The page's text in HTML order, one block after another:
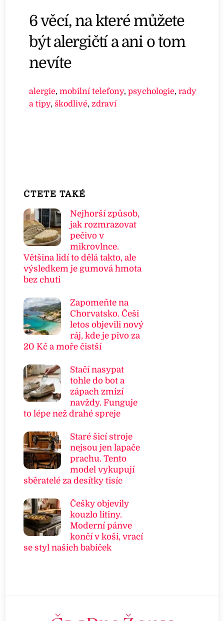
6 věcí, na které můžete
být alergičtí a ani o tom
nevíte
alergie,mobilní telefony,psychologie,rady
a tipy,škodlivé, zdraví
ČTETE TAKÉ
Nejhorší způsob,
jak rozmrazovat
pečivo v
mikrovlnce.
Většina lidí to dělá takto, ale
výsledkem je gumová hmota
bez chuti
Zapomeňte na
Chorvatsko. Češi
letos objevili nový
ráj, kde je pivo za
20 Kč a moře čistší
Stačí nasypat
tohle do bot a
zápach zmizí
navždy. Funguje
to lépe než drahé spreje
Staré šicí stroje
nejsou jen lapače
prachu. Tento
model vykupují
sběratelé za desítky tisíc
Češky objevily
kouzlo litiny.
Moderní pánve
končí v koši, vrací
se styl našich babiček